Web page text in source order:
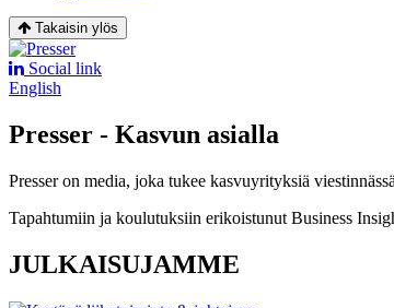
Takaisin ylös
Social link
English
Presser - Kasvun asialla
Presser on media, joka tukee kasvuyrityksiä
Tapahtumiin ja koulutuksiin erikoistunut Business
JULKAISUJAMME